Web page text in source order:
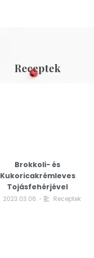
Receptek
Brokkoli- és
Kukoricakrémleves
Tojásfehérjével
2023.03.06. • Receptek